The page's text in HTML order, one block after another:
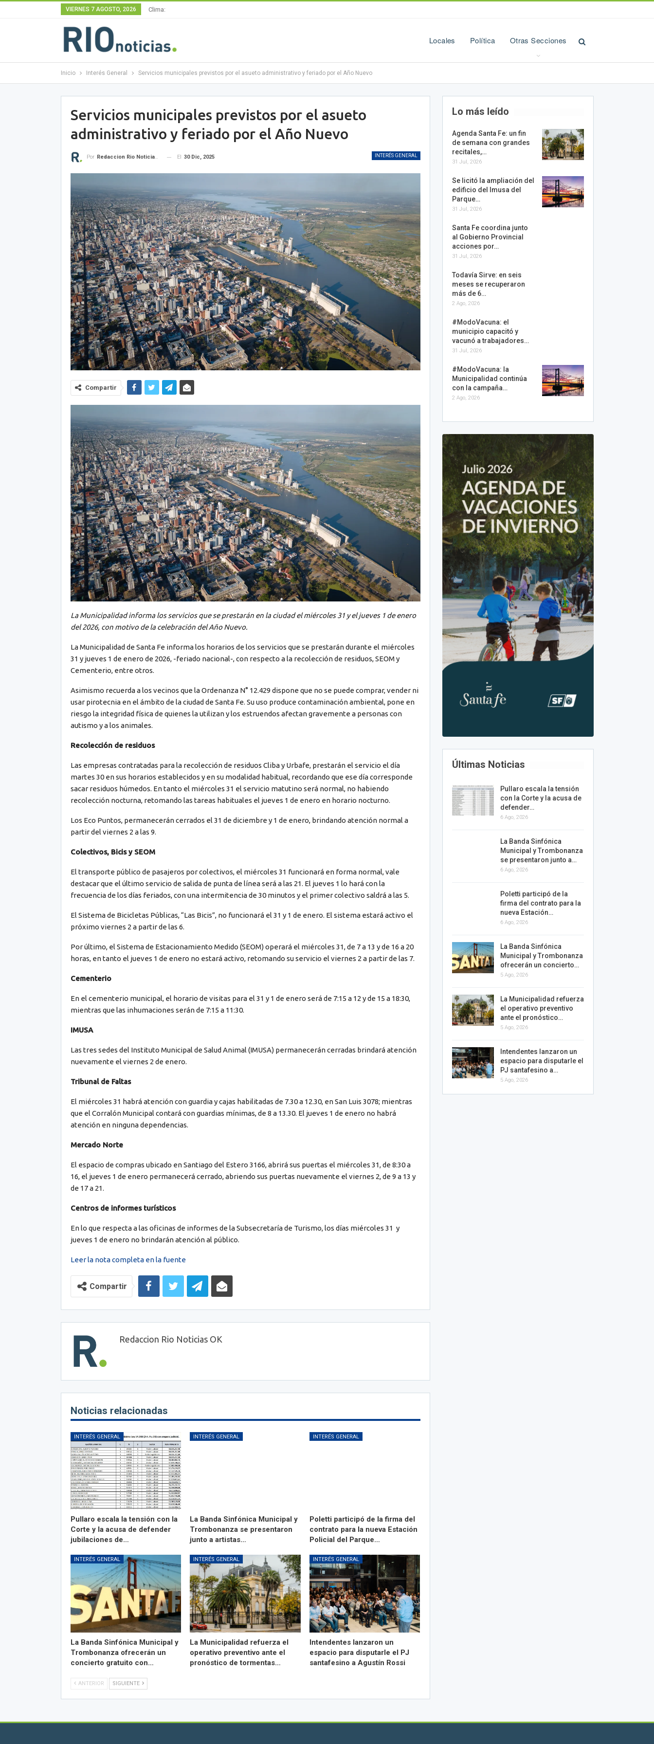
VIERNES 7 AGOSTO, 2026 Clima:
Locales Política Otras Secciones
Inicio Interés General Servicios municipales previstos por el asueto administrativo y feriado por el Año Nuevo
Servicios municipales previstos por el asueto
administrativo y feriado por el Año Nuevo
INTERÉS GENERAL
Por Redaccion Rio Noticias OK El 30 Dic, 2025
Compartir
La Municipalidad informa los servicios que se prestarán en la ciudad el miércoles 31 y el jueves 1 de enero
del 2026, con motivo de la celebración del Año Nuevo.
La Municipalidad de Santa Fe informa los horarios de los servicios que se prestarán durante el miércoles
31 y jueves 1 de enero de 2026, -feriado nacional-, con respecto a la recolección de residuos, SEOM y
Cementerio, entre otros.
Asimismo recuerda a los vecinos que la Ordenanza N° 12.429 dispone que no se puede comprar, vender ni
usar pirotecnia en el ámbito de la ciudad de Santa Fe. Su uso produce contaminación ambiental, pone en
riesgo la integridad física de quienes la utilizan y los estruendos afectan gravemente a personas con
autismo y a los animales.
Recolección de residuos
Las empresas contratadas para la recolección de residuos Cliba y Urbafe, prestarán el servicio el día
martes 30 en sus horarios establecidos y en su modalidad habitual, recordando que ese día corresponde
sacar residuos húmedos. En tanto el miércoles 31 el servicio matutino será normal, no habiendo
recolección nocturna, retomando las tareas habituales el jueves 1 de enero en horario nocturno.
Los Eco Puntos, permanecerán cerrados el 31 de diciembre y 1 de enero, brindando atención normal a
partir del viernes 2 a las 9.
Colectivos, Bicis y SEOM
El transporte público de pasajeros por colectivos, el miércoles 31 funcionará en forma normal, vale
destacar que el último servicio de salida de punta de línea será a las 21. El jueves 1 lo hará con la
frecuencia de los días feriados, con una intermitencia de 30 minutos y el primer colectivo saldrá a las 5.
El Sistema de Bicicletas Públicas, “Las Bicis”, no funcionará el 31 y 1 de enero. El sistema estará activo el
próximo viernes 2 a partir de las 6.
Por último, el Sistema de Estacionamiento Medido (SEOM) operará el miércoles 31, de 7 a 13 y de 16 a 20
horas, en tanto el jueves 1 de enero no estará activo, retomando su servicio el viernes 2 a partir de las 7.
Cementerio
En el cementerio municipal, el horario de visitas para el 31 y 1 de enero será de 7:15 a 12 y de 15 a 18:30,
mientras que las inhumaciones serán de 7:15 a 11:30.
IMUSA
Las tres sedes del Instituto Municipal de Salud Animal (IMUSA) permanecerán cerradas brindará atención
nuevamente el viernes 2 de enero.
Tribunal de Faltas
El miércoles 31 habrá atención con guardia y cajas habilitadas de 7.30 a 12.30, en San Luis 3078; mientras
que el Corralón Municipal contará con guardias mínimas, de 8 a 13.30. El jueves 1 de enero no habrá
atención en ninguna dependencias.
Mercado Norte
El espacio de compras ubicado en Santiago del Estero 3166, abrirá sus puertas el miércoles 31, de 8:30 a
16, el jueves 1 de enero permanecerá cerrado, abriendo sus puertas nuevamente el viernes 2, de 9 a 13 y
de 17 a 21.
Centros de informes turísticos
En lo que respecta a las oficinas de informes de la Subsecretaría de Turismo, los días miércoles 31 y
jueves 1 de enero no brindarán atención al público.
Leer la nota completa en la fuente
Compartir
Redaccion Rio Noticias OK
Noticias relacionadas
INTERÉS GENERAL
Pullaro escala la tensión con la
Corte y la acusa de defender
jubilaciones de…
INTERÉS GENERAL
La Banda Sinfónica Municipal y
Trombonanza se presentaron
junto a artistas…
INTERÉS GENERAL
Poletti participó de la firma del
contrato para la nueva Estación
Policial del Parque…
INTERÉS GENERAL
La Banda Sinfónica Municipal y
Trombonanza ofrecerán un
concierto gratuito con…
INTERÉS GENERAL
La Municipalidad refuerza el
operativo preventivo ante el
pronóstico de tormentas…
INTERÉS GENERAL
Intendentes lanzaron un
espacio para disputarle el PJ
santafesino a Agustín Rossi
ANTERIOR SIGUIENTE
Lo más leído
Agenda Santa Fe: un fin
de semana con grandes
recitales,…
31 Jul, 2026
Se licitó la ampliación del
edificio del Imusa del
Parque…
31 Jul, 2026
Santa Fe coordina junto
al Gobierno Provincial
acciones por…
31 Jul, 2026
Todavía Sirve: en seis
meses se recuperaron
más de 6…
2 Ago, 2026
#ModoVacuna: el
municipio capacitó y
vacunó a trabajadores…
31 Jul, 2026
#ModoVacuna: la
Municipalidad continúa
con la campaña…
2 Ago, 2026
Últimas Noticias
Pullaro escala la tensión
con la Corte y la acusa de
defender…
6 Ago, 2026
La Banda Sinfónica
Municipal y Trombonanza
se presentaron junto a…
6 Ago, 2026
Poletti participó de la
firma del contrato para la
nueva Estación…
6 Ago, 2026
La Banda Sinfónica
Municipal y Trombonanza
ofrecerán un concierto…
5 Ago, 2026
La Municipalidad refuerza
el operativo preventivo
ante el pronóstico…
5 Ago, 2026
Intendentes lanzaron un
espacio para disputarle el
PJ santafesino a…
5 Ago, 2026